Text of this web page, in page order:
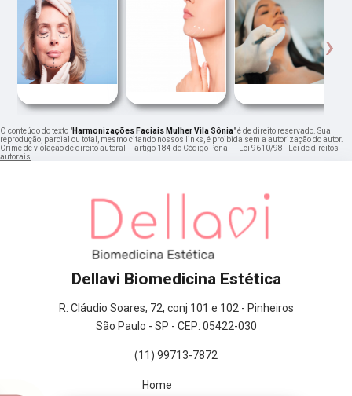
‹ ›
O conteúdo do texto "Harmonizações Faciais Mulher Vila Sônia" é de direito reservado. Sua
reprodução, parcial ou total, mesmo citando nossos links, é proibida sem a autorização do autor.
Crime de violação de direito autoral – artigo 184 do Código Penal – Lei 9610/98 - Lei de direitos
autorais.
Dellavi Biomedicina Estética
R. Cláudio Soares, 72, conj 101 e 102 - Pinheiros
São Paulo - SP - CEP: 05422-030
(11) 99713-7872
Home